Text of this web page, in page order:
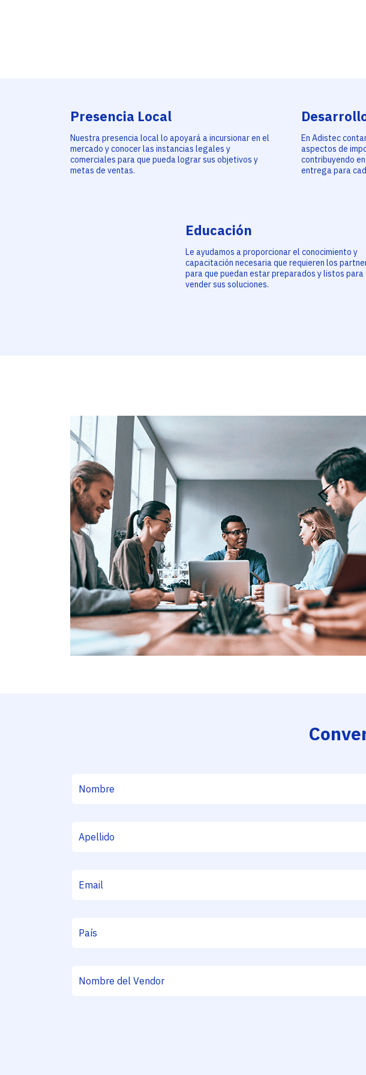
Presencia Local
Nuestra presencia local lo apoyará a incursionar en el
mercado y conocer las instancias legales y
comerciales para que pueda lograr sus objetivos y
metas de ventas.
En Adistec
aspectos de
contribuyendo
entrega para
Educación
Le ayudamos a proporcionar el conocimiento y
capacitación necesaria que requieren los
para que puedan estar preparados y listos para
vender sus soluciones.